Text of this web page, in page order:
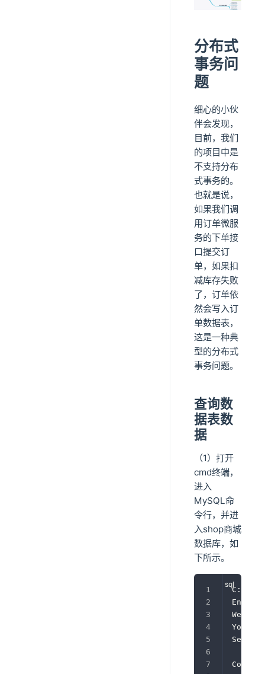
分布式
事务问
题
细心的小伙
伴会发现，
目前，我们
的项目中是
不支持分布
式事务的。
也就是说，
如果我们调
用订单微服
务的下单接
口提交订
单，如果扣
减库存失败
了，订单依
然会写入订
单数据表，
这是一种典
型的分布式
事务问题。
查询数
据表数
据
（1）打开
cmd终端，
进入
MySQL命
令行，并进
入shop商城
数据库，如
下所示。
Enter
Your